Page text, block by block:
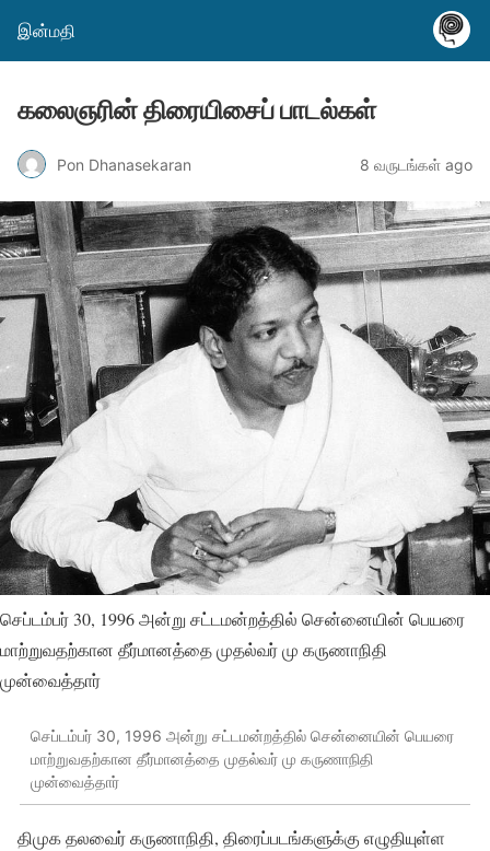
இன்மதி
கலைஞரின் திரையிசைப் பாடல்கள்
Pon Dhanasekaran 8 வருடங்கள் ago
செப்டம்பர் 30, 1996 அன்று சட்டமன்றத்தில் சென்னையின் பெயரை
மாற்றுவதற்கான தீர்மானத்தை முதல்வர் மு கருணாநிதி
முன்வைத்தார்
செப்டம்பர் 30, 1996 அன்று சட்டமன்றத்தில் சென்னையின் பெயரை
மாற்றுவதற்கான தீர்மானத்தை முதல்வர் மு கருணாநிதி
முன்வைத்தார்
திமுக தலவைர் கருணாநிதி, திரைப்படங்களுக்கு எழுதியுள்ள